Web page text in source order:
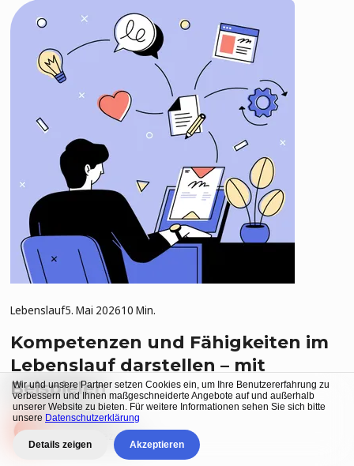
Wir und unsere Partner setzen Cookies ein, um Ihre Benutzererfahrung zu
verbessern und Ihnen maßgeschneiderte Angebote auf und außerhalb
unserer Website zu bieten. Für weitere Informationen sehen Sie sich bitte
unsere Datenschutzerklärung
Details zeigen Akzeptieren
Kompetenzen und Fähigkeiten im
Lebenslauf darstellen – mit
Beispielen
Lebenslauf5. Mai 202610 Min.
vonCVMaker
Content-Spezialist